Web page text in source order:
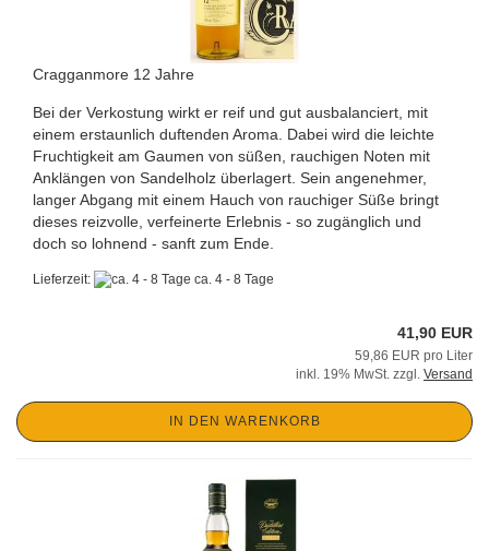
Cragganmore 12 Jahre
Bei der Verkostung wirkt er reif und gut ausbalanciert, mit
einem erstaunlich duftenden Aroma. Dabei wird die leichte
Fruchtigkeit am Gaumen von süßen, rauchigen Noten mit
Anklängen von Sandelholz überlagert. Sein angenehmer,
langer Abgang mit einem Hauch von rauchiger Süße bringt
dieses reizvolle, verfeinerte Erlebnis - so zugänglich und
doch so lohnend - sanft zum Ende.
Lieferzeit: ca. 4 - 8 Tage
41,90 EUR
59,86 EUR pro Liter
inkl. 19% MwSt. zzgl. Versand
IN DEN WARENKORB